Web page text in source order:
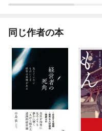
同じ作者の本